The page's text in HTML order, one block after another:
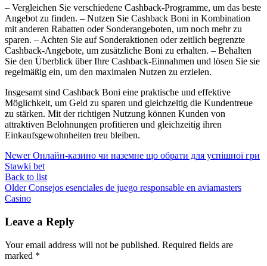
– Vergleichen Sie verschiedene Cashback-Programme, um das beste
Angebot zu finden. – Nutzen Sie Cashback Boni in Kombination
mit anderen Rabatten oder Sonderangeboten, um noch mehr zu
sparen. – Achten Sie auf Sonderaktionen oder zeitlich begrenzte
Cashback-Angebote, um zusätzliche Boni zu erhalten. – Behalten
Sie den Überblick über Ihre Cashback-Einnahmen und lösen Sie sie
regelmäßig ein, um den maximalen Nutzen zu erzielen.
Insgesamt sind Cashback Boni eine praktische und effektive
Möglichkeit, um Geld zu sparen und gleichzeitig die Kundentreue
zu stärken. Mit der richtigen Nutzung können Kunden von
attraktiven Belohnungen profitieren und gleichzeitig ihren
Einkaufsgewohnheiten treu bleiben.
Newer Онлайн-казино чи наземне що обрати для успішної гри
Stawki bet
Back to list
Older Consejos esenciales de juego responsable en aviamasters
Casino
Leave a Reply
Your email address will not be published. Required fields are
marked *